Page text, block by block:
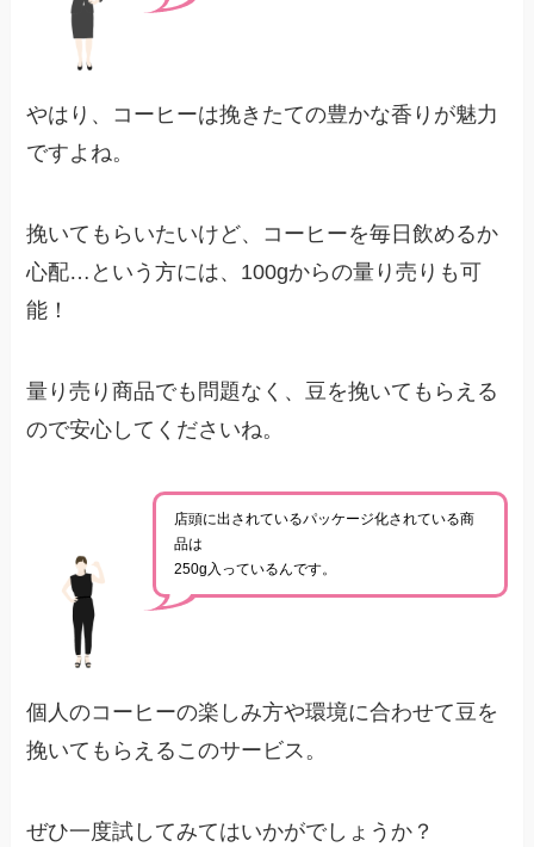
やはり、コーヒーは挽きたての豊かな香りが魅力
ですよね。
挽いてもらいたいけど、コーヒーを毎日飲めるか
心配…という方には、100gからの量り売りも可
能！
量り売り商品でも問題なく、豆を挽いてもらえる
ので安心してくださいね。
店頭に出されているパッケージ化されている商
品は
250g入っているんです。
個人のコーヒーの楽しみ方や環境に合わせて豆を
挽いてもらえるこのサービス。
ぜひ一度試してみてはいかがでしょうか？